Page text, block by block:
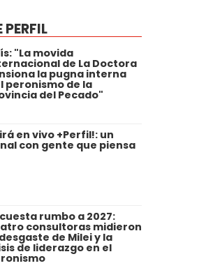
"La movida
de La Doctora
la pugna interna
peronismo de la
del Pecado"
en vivo +Perfil!: un
con gente que piensa
rumbo a 2027:
consultoras midieron
de Milei y la
de liderazgo en el